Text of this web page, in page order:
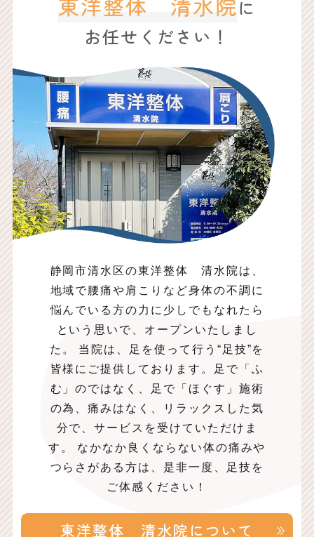
に
お任せください！
静岡市清水区の東洋整体 清水院は、
地域で腰痛や肩こりなど身体の不調に
悩んでいる方の力に少しでもなれたら
という思いで、オープンいたしまし
た。 当院は、足を使って行う“足技”を
皆様にご提供しております。足で「ふ
む」のではなく、足で「ほぐす」施術
の為、痛みはなく、リラックスした気
分で、サービスを受けていただけま
す。 なかなか良くならない体の痛みや
つらさがある方は、是非一度、足技を
ご体感ください！
東洋整体 清水院について